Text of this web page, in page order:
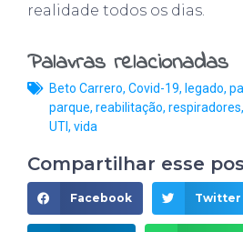
realidade todos os dias.
Palavras relacionadas
Beto Carrero, Covid-19, legado,
parque, reabilitação, respiradores,
UTI, vida
Compartilhar esse
Facebook Twitter